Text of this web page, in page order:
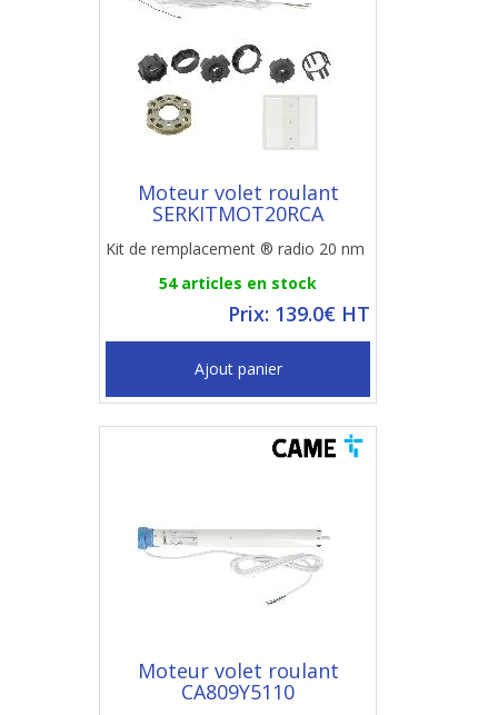
Moteur volet roulant
SERKITMOT20RCA
Kit de remplacement ® radio 20 nm
54 articles en stock
Prix: 139.0€ HT
Ajout panier
Moteur volet roulant
CA809Y5110